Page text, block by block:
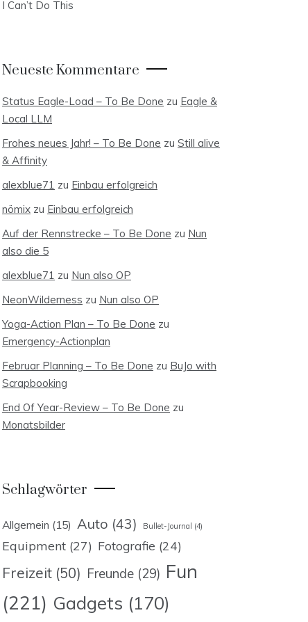
I Can’t Do This
Neueste Kommentare
Status Eagle-Load – To Be Done zu Eagle &
Local LLM
Frohes neues Jahr! – To Be Done zu Still alive
& Affinity
alexblue71 zu Einbau erfolgreich
nömix zu Einbau erfolgreich
Auf der Rennstrecke – To Be Done zu Nun
also die 5
alexblue71 zu Nun also OP
NeonWilderness zu Nun also OP
Yoga-Action Plan – To Be Done zu
Emergency-Actionplan
Februar Planning – To Be Done zu BuJo with
Scrapbooking
End Of Year-Review – To Be Done zu
Monatsbilder
Schlagwörter
Allgemein (15) Auto (43) Bullet-Journal (4)
Equipment (27) Fotografie (24)
Freizeit (50) Freunde (29) Fun
(221) Gadgets (170)